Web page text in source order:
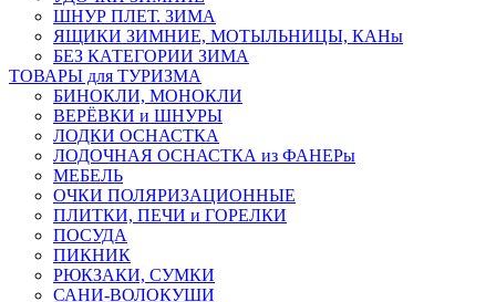
ШНУР ПЛЕТ. ЗИМА
ЯЩИКИ ЗИМНИЕ, МОТЫЛЬНИЦЫ, КАНы
БЕЗ КАТЕГОРИИ ЗИМА
ТОВАРЫ для ТУРИЗМА
БИНОКЛИ, МОНОКЛИ
ВЕРЁВКИ и ШНУРЫ
ЛОДКИ ОСНАСТКА
ЛОДОЧНАЯ ОСНАСТКА из ФАНЕРы
МЕБЕЛЬ
ОЧКИ ПОЛЯРИЗАЦИОННЫЕ
ПЛИТКИ, ПЕЧИ и ГОРЕЛКИ
ПОСУДА
ПИКНИК
РЮКЗАКИ, СУМКИ
САНИ-ВОЛОКУШИ